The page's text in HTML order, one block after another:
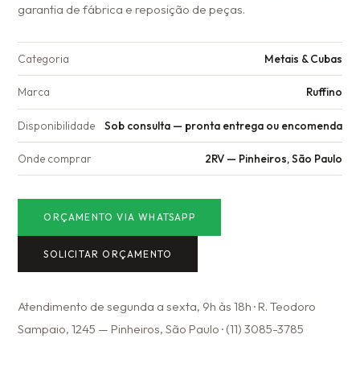
garantia de fábrica e reposição de peças.
Categoria Metais & Cubas
Marca Ruffino
Disponibilidade Sob consulta — pronta entrega ou encomenda
Onde comprar 2RV — Pinheiros, São Paulo
ORÇAMENTO VIA WHATSAPP
SOLICITAR ORÇAMENTO
Atendimento de segunda a sexta, 9h às 18h · R. Teodoro
Sampaio, 1245 — Pinheiros, São Paulo · (11) 3085-3785